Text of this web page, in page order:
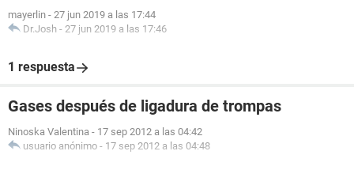
mayerlin - 27 jun 2019 a las 17:44
Dr.Josh - 27 jun 2019 a las 17:46
1 respuesta
Gases después de ligadura de trompas
Ninoska Valentina - 17 sep 2012 a las 04:42
usuario anónimo - 17 sep 2012 a las 04:48